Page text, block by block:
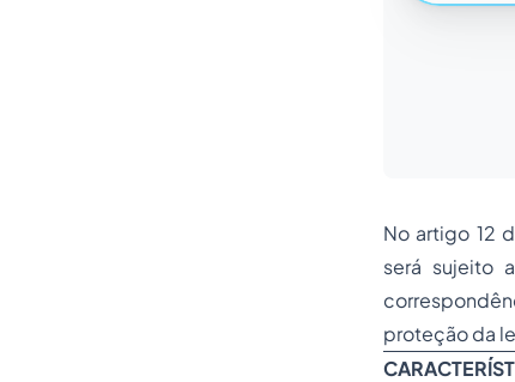
No artigo 12
será sujeito
proteção da